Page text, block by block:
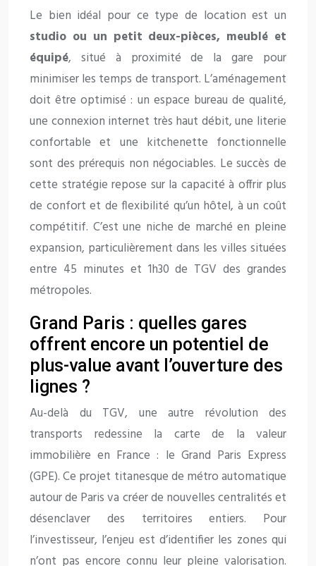
Le bien idéal pour ce type de location est un
studio ou un petit deux-pièces, meublé et
équipé, situé à proximité de la gare pour
minimiser les temps de transport. L’aménagement
doit être optimisé : un espace bureau de qualité,
une connexion internet très haut débit, une literie
confortable et une kitchenette fonctionnelle
sont des prérequis non négociables. Le succès de
cette stratégie repose sur la capacité à offrir plus
de confort et de flexibilité qu’un hôtel, à un coût
compétitif. C’est une niche de marché en pleine
expansion, particulièrement dans les villes situées
entre 45 minutes et 1h30 de TGV des grandes
métropoles.
Grand Paris : quelles gares
offrent encore un potentiel de
plus-value avant l’ouverture des
lignes ?
Au-delà du TGV, une autre révolution des
transports redessine la carte de la valeur
immobilière en France : le Grand Paris Express
(GPE). Ce projet titanesque de métro automatique
autour de Paris va créer de nouvelles centralités et
désenclaver des territoires entiers. Pour
l’investisseur, l’enjeu est d’identifier les zones qui
n’ont pas encore connu leur pleine valorisation.